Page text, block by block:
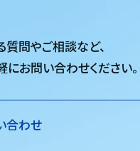
質問やご相談など、
にお問い合わせください。
合わせ